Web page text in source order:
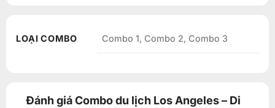
LOẠI COMBO Combo 1, Combo 2, Combo 3
Đánh giá Combo du lịch Los Angeles – Di